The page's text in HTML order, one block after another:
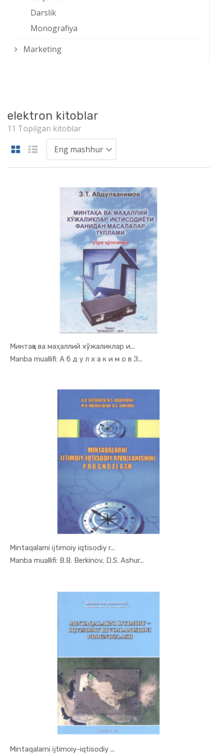
Darslik
Monografiya
Marketing
elektron kitoblar
11 Topilgan kitoblar
Минтақа ва маҳаллий хўжаликлар и...
Manba muallifi: А б д у л х а к и м о в З...
In Mintaqa...
Mintaqalami ijtimoiy iqtisodiy r...
Manba muallifi: В.В. Berkinov, D.S. Ashur...
In Mintaqa...
Mintaqalarni ijtimoiy-iqtisodiy ...